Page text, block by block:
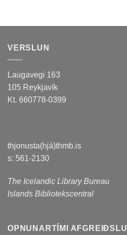
VERSLUN
Laugavegi 163
105 Reykjavík
Kt. 660778-0399
thjonusta(hjá)thmb.is
s: 561-2130
The Icelandic Library Bureau
Islands Bibliotekscentral
OPNUNARTÍMI AFGREIÐSLU